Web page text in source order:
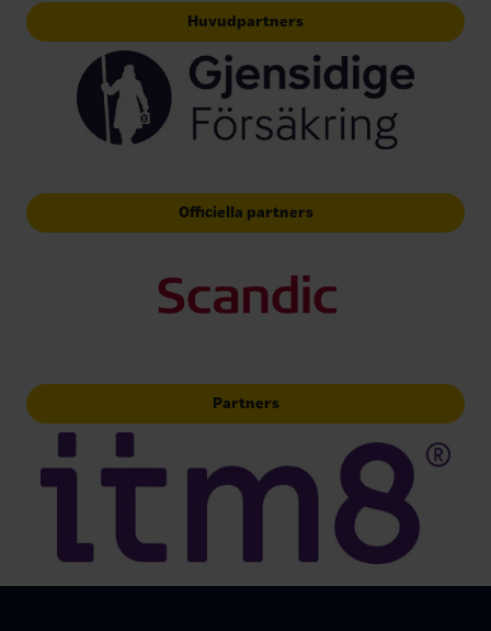
Huvudpartners
Officiella partners
Partners